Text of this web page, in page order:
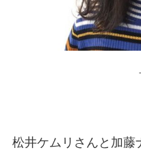
松井ケムリさんと加藤